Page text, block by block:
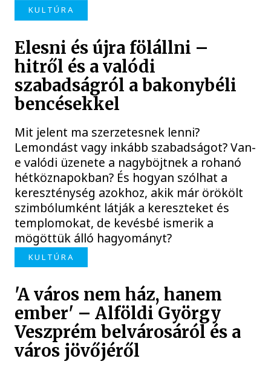
KULTÚRA
Elesni és újra fölállni –
hitről és a valódi
szabadságról a bakonybéli
bencésekkel
Mit jelent ma szerzetesnek lenni?
Lemondást vagy inkább szabadságot? Van-
e valódi üzenete a nagyböjtnek a rohanó
hétköznapokban? És hogyan szólhat a
kereszténység azokhoz, akik már örökölt
szimbólumként látják a kereszteket és
templomokat, de kevésbé ismerik a
mögöttük álló hagyományt?
KULTÚRA
'A város nem ház, hanem
ember' – Alföldi György
Veszprém belvárosáról és a
város jövőjéről